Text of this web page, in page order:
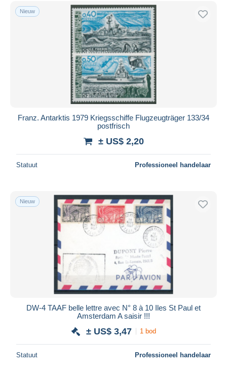
Gratis levering
Betaalmiddelen
PayPal
Bankoverschrijving
Mastercard
Bancontact
Woonplaats van de verkoper
Nieuw
Franz. Antarktis 1979 Kriegsschiffe Flugzeugträger 133/34
postfrisch
± US$ 2,20
Statuut Professioneel handelaar
Nieuw
DW-4 TAAF belle lettre avec N° 8 à 10 Iles St Paul et
Amsterdam A saisir !!!
± US$ 3,47 1 bod
Statuut Professioneel handelaar